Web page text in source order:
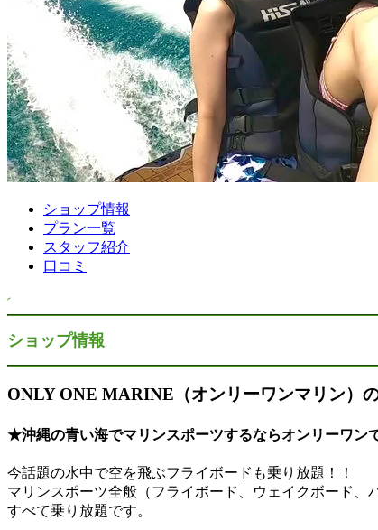
ショップ情報
プラン一覧
スタッフ紹介
口コミ
ショップ情報
ONLY ONE MARINE（オンリーワンマリン）
★沖縄の青い海でマリンスポーツするならオンリーワン
今話題の水中で空を飛ぶフライボードも乗り放題！！
マリンスポーツ全般（フライボード、ウェイクボード、
すべて乗り放題です。